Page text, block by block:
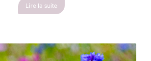
Lire la suite